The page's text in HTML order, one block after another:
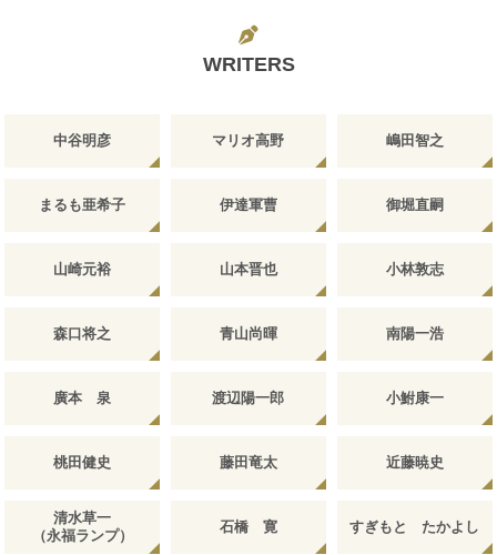
WRITERS
中谷明彦 マリオ高野 嶋田智之
まるも亜希子 伊達軍曹 御堀直嗣
山崎元裕 山本晋也 小林敦志
森口将之 青山尚暉 南陽一浩
廣本 泉 渡辺陽一郎 小鮒康一
桃田健史 藤田竜太 近藤暁史
清水草一
（永福ランプ）
石橋 寛 すぎもと たかよし